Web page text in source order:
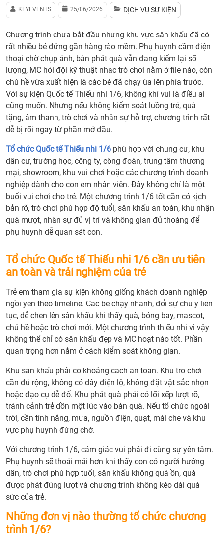
KEYEVENTS 25/06/2026 DỊCH VỤ SỰ KIỆN
Chương trình chưa bắt đầu nhưng khu vực sân khấu đã có
rất nhiều bé đứng gần hàng rào mềm. Phụ huynh cầm điện
thoại chờ chụp ảnh, bàn phát quà vẫn đang kiểm lại số
lượng, MC hỏi đội kỹ thuật nhạc trò chơi nằm ở file nào, còn
chú hề vừa xuất hiện là các bé đã chạy ùa lên phía trước.
Với sự kiện Quốc tế Thiếu nhi 1/6, không khí vui là điều ai
cũng muốn. Nhưng nếu không kiểm soát luồng trẻ, quà
tặng, âm thanh, trò chơi và nhân sự hỗ trợ, chương trình rất
dễ bị rối ngay từ phần mở đầu.
Tổ chức Quốc tế Thiếu nhi 1/6 phù hợp với chung cư, khu
dân cư, trường học, công ty, công đoàn, trung tâm thương
mại, showroom, khu vui chơi hoặc các chương trình doanh
nghiệp dành cho con em nhân viên. Đây không chỉ là một
buổi vui chơi cho trẻ. Một chương trình 1/6 tốt cần có kịch
bản rõ, trò chơi phù hợp độ tuổi, sân khấu an toàn, khu nhận
quà mượt, nhân sự đủ vị trí và không gian đủ thoáng để
phụ huynh dễ quan sát con.
Tổ chức Quốc tế Thiếu nhi 1/6 cần ưu tiên
an toàn và trải nghiệm của trẻ
Trẻ em tham gia sự kiện không giống khách doanh nghiệp
ngồi yên theo timeline. Các bé chạy nhanh, đổi sự chú ý liên
tục, dễ chen lên sân khấu khi thấy quà, bóng bay, mascot,
chú hề hoặc trò chơi mới. Một chương trình thiếu nhi vì vậy
không thể chỉ có sân khấu đẹp và MC hoạt náo tốt. Phần
quan trọng hơn nằm ở cách kiểm soát không gian.
Khu sân khấu phải có khoảng cách an toàn. Khu trò chơi
cần đủ rộng, không có dây điện lộ, không đặt vật sắc nhọn
hoặc đạo cụ dễ đổ. Khu phát quà phải có lối xếp lượt rõ,
tránh cảnh trẻ dồn một lúc vào bàn quà. Nếu tổ chức ngoài
trời, cần tính nắng, mưa, nguồn điện, quạt, mái che và khu
vực phụ huynh đứng chờ.
Với chương trình 1/6, cảm giác vui phải đi cùng sự yên tâm.
Phụ huynh sẽ thoải mái hơn khi thấy con có người hướng
dẫn, trò chơi phù hợp tuổi, sân khấu không quá ồn, quà
được phát đúng lượt và chương trình không kéo dài quá
sức của trẻ.
Những đơn vị nào thường tổ chức chương
trình 1/6?